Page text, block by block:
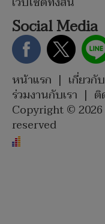
Social Media
หน้าแรก | เกี่ยวกั
ร่วมงานกับเรา | ติ
Copyright ©
reserved